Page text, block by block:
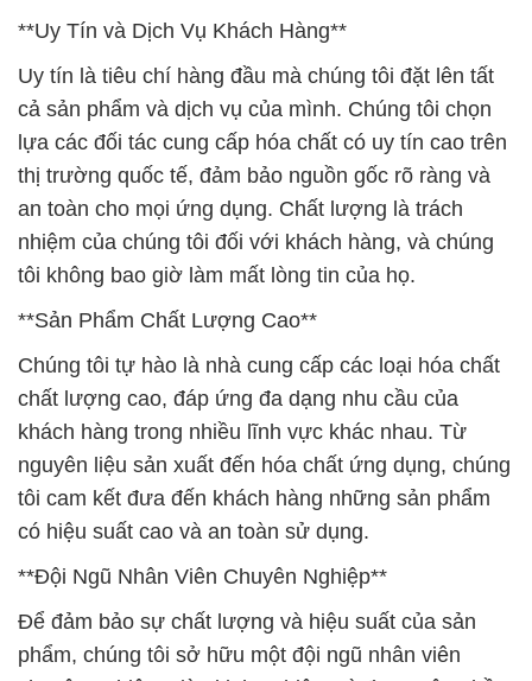
**Uy Tín và Dịch Vụ Khách Hàng**
Uy tín là tiêu chí hàng đầu mà chúng tôi đặt lên tất
cả sản phẩm và dịch vụ của mình. Chúng tôi chọn
lựa các đối tác cung cấp hóa chất có uy tín cao trên
thị trường quốc tế, đảm bảo nguồn gốc rõ ràng và
an toàn cho mọi ứng dụng. Chất lượng là trách
nhiệm của chúng tôi đối với khách hàng, và chúng
tôi không bao giờ làm mất lòng tin của họ.
**Sản Phẩm Chất Lượng Cao**
Chúng tôi tự hào là nhà cung cấp các loại hóa chất
chất lượng cao, đáp ứng đa dạng nhu cầu của
khách hàng trong nhiều lĩnh vực khác nhau. Từ
nguyên liệu sản xuất đến hóa chất ứng dụng, chúng
tôi cam kết đưa đến khách hàng những sản phẩm
có hiệu suất cao và an toàn sử dụng.
**Đội Ngũ Nhân Viên Chuyên Nghiệp**
Để đảm bảo sự chất lượng và hiệu suất của sản
phẩm, chúng tôi sở hữu một đội ngũ nhân viên